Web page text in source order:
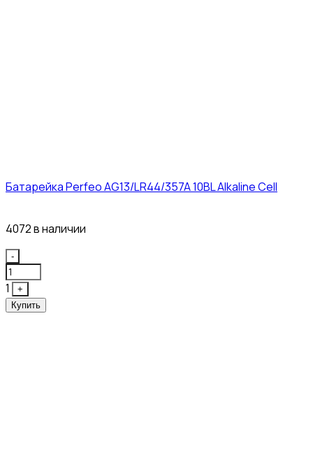
Батарейка Perfeo AG13/LR44/357A 10BL Alkaline Cell
4072 в наличии
Quantity
-
1
+
Купить